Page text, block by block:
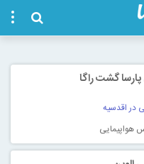
گشت راگا
در اقدسیه
هواپیمایی